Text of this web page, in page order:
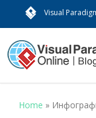
Visual
Home »